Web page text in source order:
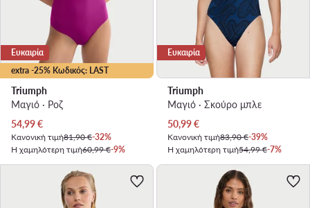
extra -25% Κωδικός: LAST
Ευκαιρία
Triumph
Μαγιό · Ροζ
Τρέχουσα τιμή
54,99€
Κανονική τιμή81,90 €-32%
Η χαμηλότερη τιμή60,99 €-9%
Ευκαιρία
Triumph
Μαγιό · Σκούρο μπλε
Τρέχουσα τιμή
50,99€
Κανονική τιμή83,90 €-39%
Η χαμηλότερη τιμή54,99 €-7%